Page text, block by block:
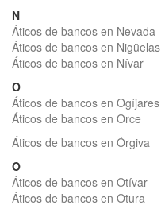
N
Áticos de bancos en Nevada
Áticos de bancos en Nigüelas
Áticos de bancos en Nívar
O
Áticos de bancos en Ogíjares
Áticos de bancos en Orce
Áticos de bancos en Órgiva
O
Áticos de bancos en Otívar
Áticos de bancos en Otura